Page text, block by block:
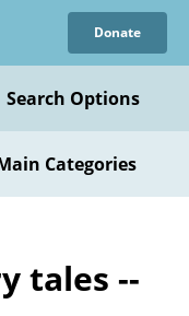
Donate
Search Options
Categories
tales --